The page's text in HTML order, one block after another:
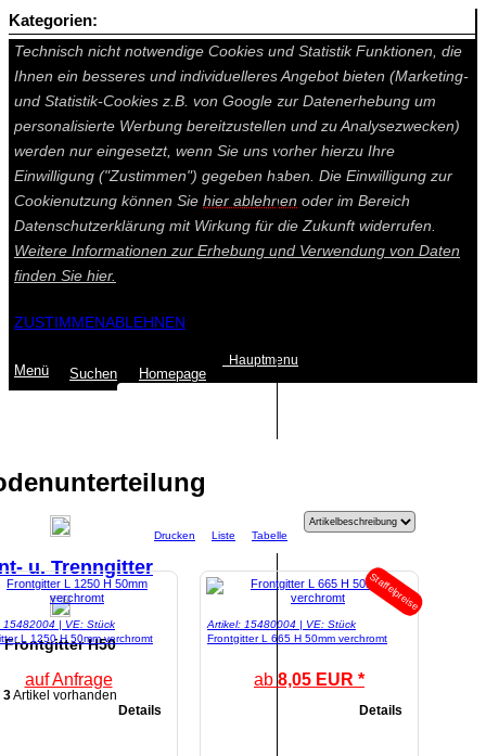
Auf dieser Seite werden technisch notwendige Cookies gesetzt.
Technisch nicht notwendige Cookies und Statistik Funktionen, die
Ihnen ein besseres und individuelleres Angebot bieten (Marketing-
und Statistik-Cookies z.B. von Google zur Datenerhebung um
personalisierte Werbung bereitzustellen und zu Analysezwecken)
werden nur eingesetzt, wenn Sie uns vorher hierzu Ihre
Einwilligung ("Zustimmen") gegeben haben. Die Einwilligung zur
Cookienutzung können Sie hier ablehnen oder im Bereich
Datenschutzerklärung mit Wirkung für die Zukunft widerrufen.
Weitere Informationen zur Erhebung und Verwendung von Daten
finden Sie hier.
ZUSTIMMENABLEHNEN
Menü Suchen Homepage
Hauptmenu
u. Trenngitter
Frontgitter H50
3Artikel vorhanden
Drucken Liste Tabelle
15482004 | VE: Stück
L 1250 H 50mm verchromt
auf Anfrage
Details
Staffelpreise
Artikel: 15480004 | VE: Stück
Frontgitter L 665 H 50mm verchromt
ab 8,05 EUR *
Details
Kategorien: